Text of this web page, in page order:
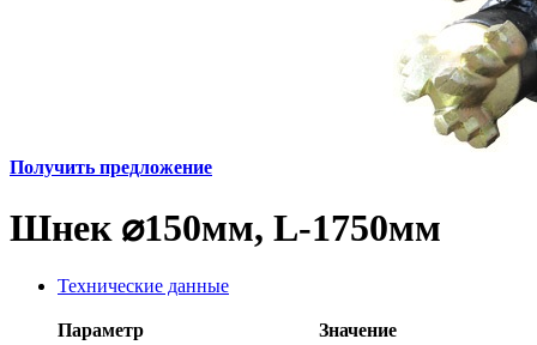
Получить предложение
Шнек ⌀150мм, L-1750мм
Технические данные
Параметр
Значение